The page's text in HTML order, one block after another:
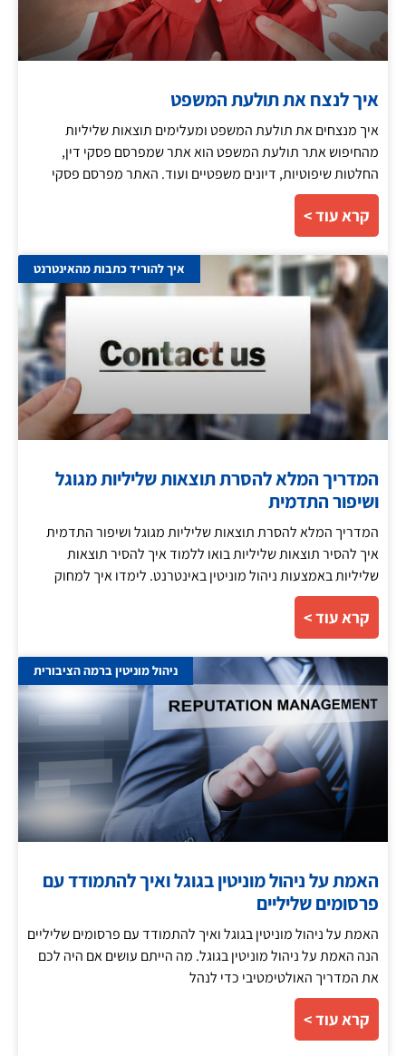
איך לנצח את תולעת המשפט
איך מנצחים את תולעת המשפט ומעלימים תוצאות שליליות
מהחיפוש אתר תולעת המשפט הוא אתר שמפרסם פסקי דין,
החלטות שיפוטיות, דיונים משפטיים ועוד. האתר מפרסם פסקי
קרא עוד >
איך להוריד כתבות מהאינטרנט
המדריך המלא להסרת תוצאות שליליות מגוגל
ושיפור התדמית
המדריך המלא להסרת תוצאות שליליות מגוגל ושיפור התדמית
איך להסיר תוצאות שליליות בואו ללמוד איך להסיר תוצאות
שליליות באמצעות ניהול מוניטין באינטרנט. לימדו איך למחוק
קרא עוד >
ניהול מוניטין ברמה הציבורית
האמת על ניהול מוניטין בגוגל ואיך להתמודד עם
פרסומים שליליים
האמת על ניהול מוניטין בגוגל ואיך להתמודד עם פרסומים שליליים
הנה האמת על ניהול מוניטין בגוגל. מה הייתם עושים אם היה לכם
את המדריך האולטימטיבי כדי לנהל
קרא עוד >